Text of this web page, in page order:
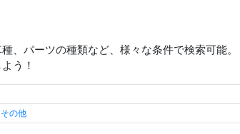
、パーツの種類など、様々な条件で検索可能。
う！
その他